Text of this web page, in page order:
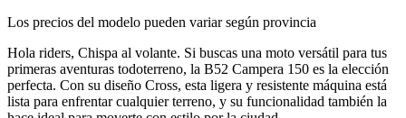
Los precios del modelo pueden variar según provincia
Hola riders, Chispa al volante. Si buscas una moto versátil para tus
primeras aventuras todoterreno, la B52 Campera 150 es la elección
perfecta. Con su diseño Cross, esta ligera y resistente máquina está
lista para enfrentar cualquier terreno, y su funcionalidad también la